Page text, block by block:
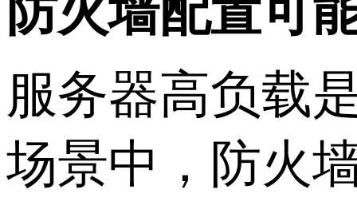
防火墙配置可
服务器高负载
场景中，防火